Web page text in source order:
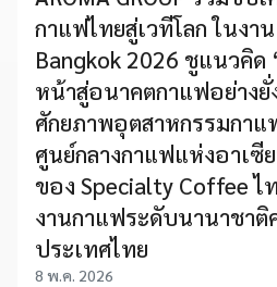
กาแฟไทยสู่เวทีโลก ในงา
Bangkok 2026 ชูแนวคิด
หน้าสู่อนาคตกาแฟอย่างยั่
ศักยภาพอุตสาหกรรมกาแ
ศูนย์กลางกาแฟแห่งอาเซี
ของ Specialty Coffee ไ
งานกาแฟระดับนานาชาติ
ประเทศไทย
8 พ.ค. 2026